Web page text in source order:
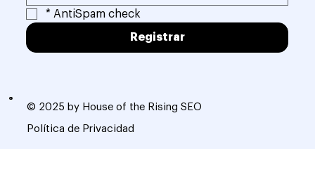
© 2025 by House of the Rising SEO
Política de Privacidad
* AntiSpam check
Registrar